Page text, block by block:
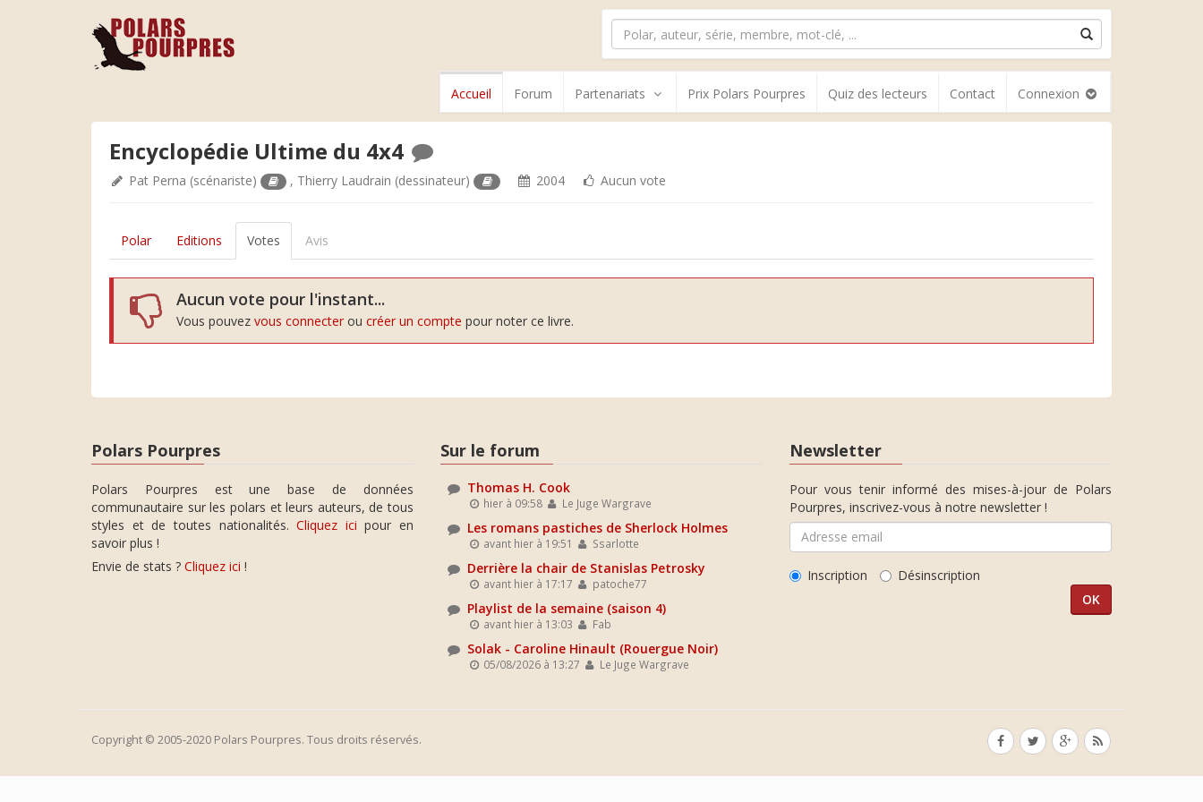
Accueil Forum Partenariats Prix Polars Pourpres Quiz des lecteurs Contact Connexion
Encyclopédie Ultime du 4x4
Pat Perna (scénariste) , Thierry Laudrain (dessinateur) 2004 Aucun vote
Polar Editions Votes Avis
Aucun vote pour l'instant...
Vous pouvez vous connecter ou créer un compte pour noter ce livre.
Polars Pourpres
Polars Pourpres est une base de données
communautaire sur les polars et leurs auteurs, de tous
styles et de toutes nationalités.Cliquez ici pour en
savoir plus !
Envie de stats ? Cliquez ici !
Sur le forum
Thomas H. Cook
hier à 09:58 Le Juge Wargrave
Les romans pastiches de Sherlock Holmes
avant hier à 19:51 Ssarlotte
Derrière la chair de Stanislas Petrosky
avant hier à 17:17 patoche77
Playlist de la semaine (saison 4)
avant hier à 13:03 Fab
Solak - Caroline Hinault (Rouergue Noir)
05/08/2026 à 13:27 Le Juge Wargrave
Newsletter
Pour vous tenir informé des mises-à-jour de Polars
Pourpres, inscrivez-vous à notre newsletter !
Inscription Désinscription
Copyright © 2005-2020 Polars Pourpres. Tous droits réservés.